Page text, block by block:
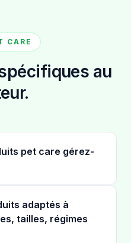
CARE
au
pet care gérez-
adaptés à
tailles, régimes